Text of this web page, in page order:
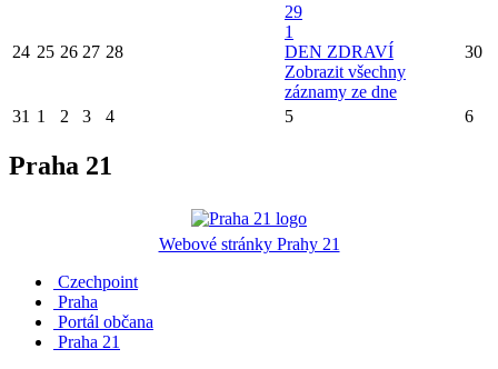
24 25 26 27 28
29
1
DEN ZDRAVÍ
Zobrazit všechny
záznamy ze dne
30
31 1 2 3 4 5 6
Praha 21
Webové stránky Prahy 21
Czechpoint
Praha
Portál občana
Praha 21